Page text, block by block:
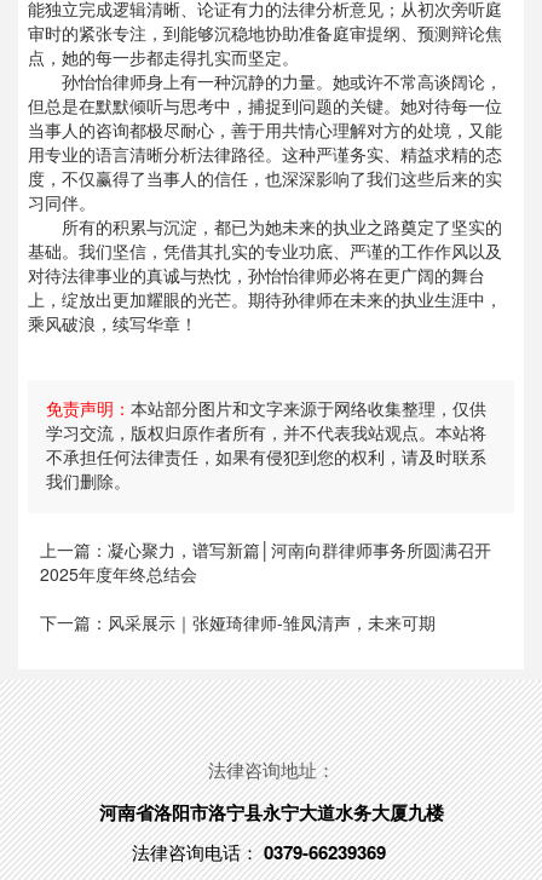
能独立完成逻辑清晰、论证有力的法律分析意见；从初次旁听庭
审时的紧张专注，到能够沉稳地协助准备庭审提纲、预测辩论焦
点，她的每一步都走得扎实而坚定。
孙怡怡律师身上有一种沉静的力量。她或许不常高谈阔论，
但总是在默默倾听与思考中，捕捉到问题的关键。她对待每一位
当事人的咨询都极尽耐心，善于用共情心理解对方的处境，又能
用专业的语言清晰分析法律路径。这种严谨务实、精益求精的态
度，不仅赢得了当事人的信任，也深深影响了我们这些后来的实
习同伴。
所有的积累与沉淀，都已为她未来的执业之路奠定了坚实的
基础。我们坚信，凭借其扎实的专业功底、严谨的工作作风以及
对待法律事业的真诚与热忱，孙怡怡律师必将在更广阔的舞台
上，绽放出更加耀眼的光芒。期待孙律师在未来的执业生涯中，
乘风破浪，续写华章！
免责声明：本站部分图片和文字来源于网络收集整理，仅供
学习交流，版权归原作者所有，并不代表我站观点。本站将
不承担任何法律责任，如果有侵犯到您的权利，请及时联系
我们删除。
上一篇：凝心聚力，谱写新篇│河南向群律师事务所圆满召开
2025年度年终总结会
下一篇： 风采展示｜张娅琦律师-雏凤清声，未来可期
法律咨询地址：
河南省洛阳市洛宁县永宁大道水务大厦九楼
法律咨询电话：0379-66239369